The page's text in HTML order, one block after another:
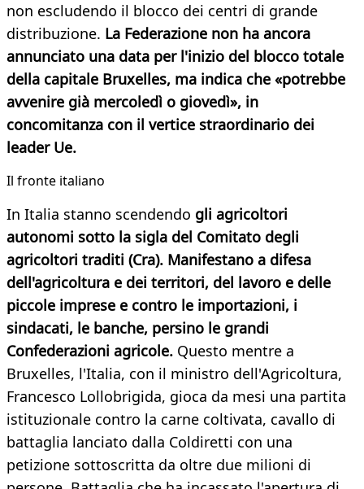
non escludendo il blocco dei centri di grande
distribuzione. La Federazione non ha ancora
annunciato una data per l'inizio del blocco totale
della capitale Bruxelles, ma indica che «potrebbe
avvenire già mercoledì o giovedì», in
concomitanza con il vertice straordinario dei
leader Ue.
Il fronte italiano
In Italia stanno scendendo gli agricoltori
autonomi sotto la sigla del Comitato degli
agricoltori traditi (Cra). Manifestano a difesa
dell'agricoltura e dei territori, del lavoro e delle
piccole imprese e contro le importazioni, i
sindacati, le banche, persino le grandi
Confederazioni agricole. Questo mentre a
Bruxelles, l'Italia, con il ministro dell'Agricoltura,
Francesco Lollobrigida, gioca da mesi una partita
istituzionale contro la carne coltivata, cavallo di
battaglia lanciato dalla Coldiretti con una
petizione sottoscritta da oltre due milioni di